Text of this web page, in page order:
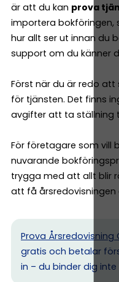
är att du kan prova
importera bokföringen,
hur allt ser ut innan du
support om du känner
Först när du är redo att
för tjänsten. Det finns
avgifter att ta ställning
För företagare som vill
nuvarande
trygga med att allt blir
att få årsredovisningen
Prova Årsredovisning
gratis och betalar
in – du binder dig